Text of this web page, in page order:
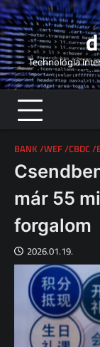
Skip
to
content
Technológia
BANK /WEF /CBDC /
már 55
forgalom
2026.01.19.